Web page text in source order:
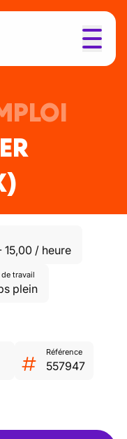
15,00 / heure
travail
plein
Référence
557947